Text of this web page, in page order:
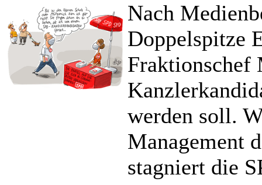
Nach
Doppelspitze
Fraktionschef
werden soll.
Management
stagniert die